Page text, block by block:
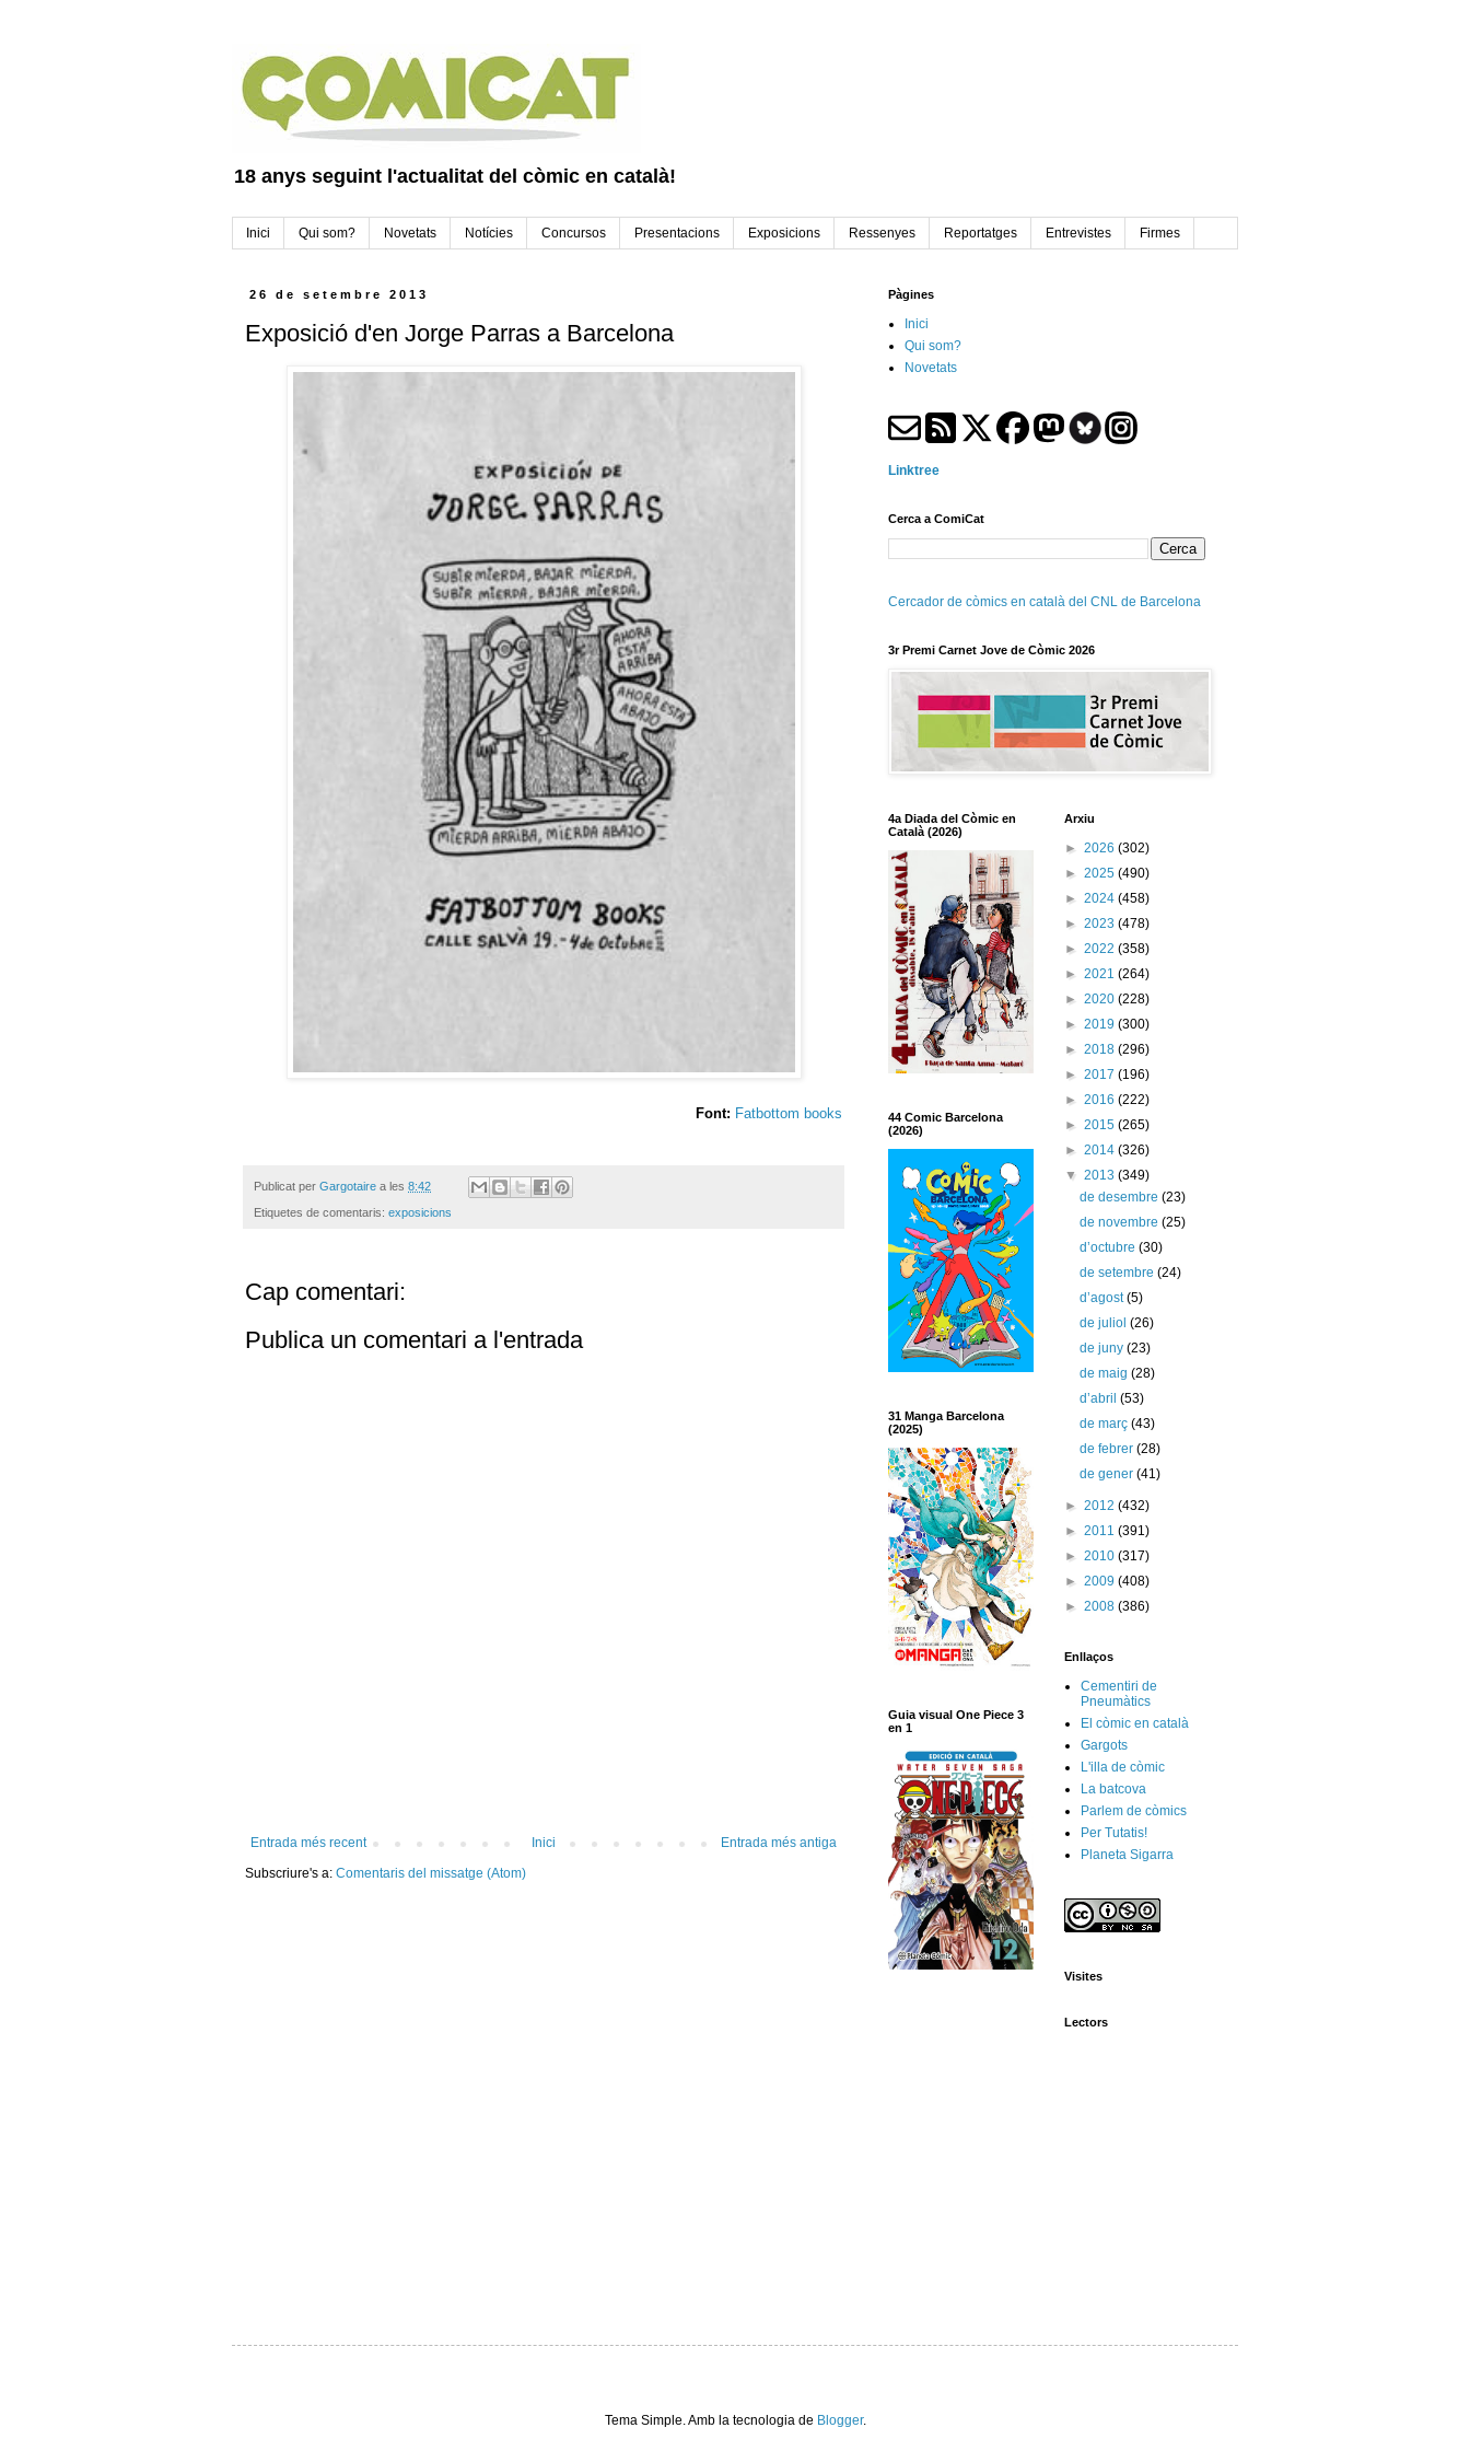
18 anys seguint l'actualitat del còmic en català!
Inici Qui som? Novetats Notícies Concursos Presentacions Exposicions Ressenyes Reportatges Entrevistes Firmes
26 de setembre 2013
Exposició d'en Jorge Parras a Barcelona
Font: Fatbottom books
Publicat per Gargotaire a les 8:42
Etiquetes de comentaris: exposicions
Cap comentari:
Publica un comentari a l'entrada
Entrada més recent Entrada més antiga
Inici
Subscriure's a: Comentaris del missatge (Atom)
Pàgines
Inici
Qui som?
Novetats
Linktree
Cerca a ComiCat
Cercador de còmics en català del CNL de Barcelona
3r Premi Carnet Jove de Còmic 2026
4a Diada del Còmic en
Català (2026)
44 Comic Barcelona
(2026)
31 Manga Barcelona
(2025)
Guia visual One Piece 3
en 1
Arxiu
► 2026 (302)
► 2025 (490)
► 2024 (458)
► 2023 (478)
► 2022 (358)
► 2021 (264)
► 2020 (228)
► 2019 (300)
► 2018 (296)
► 2017 (196)
► 2016 (222)
► 2015 (265)
► 2014 (326)
▼ 2013 (349)
de desembre(23)
de novembre(25)
d’octubre(30)
de setembre(24)
d’agost(5)
de juliol(26)
de juny(23)
de maig(28)
d’abril(53)
de març(43)
de febrer(28)
de gener(41)
► 2012 (432)
► 2011 (391)
► 2010 (317)
► 2009 (408)
► 2008 (386)
Enllaços
Cementiri de
Pneumàtics
El còmic en català
Gargots
L'illa de còmic
La batcova
Parlem de còmics
Per Tutatis!
Planeta Sigarra
Visites
Lectors
Tema Simple. Amb la tecnologia de Blogger.